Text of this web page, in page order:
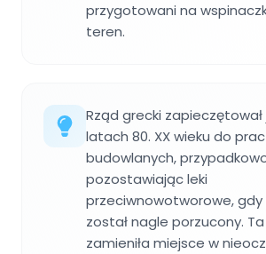
przygotowani na
teren.
Rząd grecki zapieczętował
latach 80. XX wieku do prac
budowlanych,
pozostawiając leki
przeciwnowotworowe, gdy
został nagle porzucony.
zamieniła miejsce w